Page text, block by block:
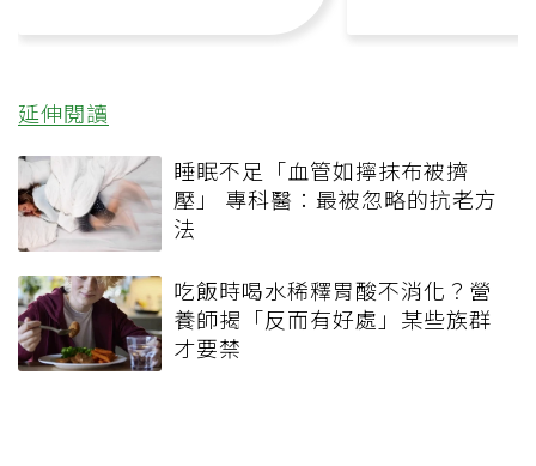
延伸閱讀
睡眠不足「血管如擰抹布被擠
壓」 專科醫：最被忽略的抗老方
法
吃飯時喝水稀釋胃酸不消化？營
養師揭「反而有好處」某些族群
才要禁